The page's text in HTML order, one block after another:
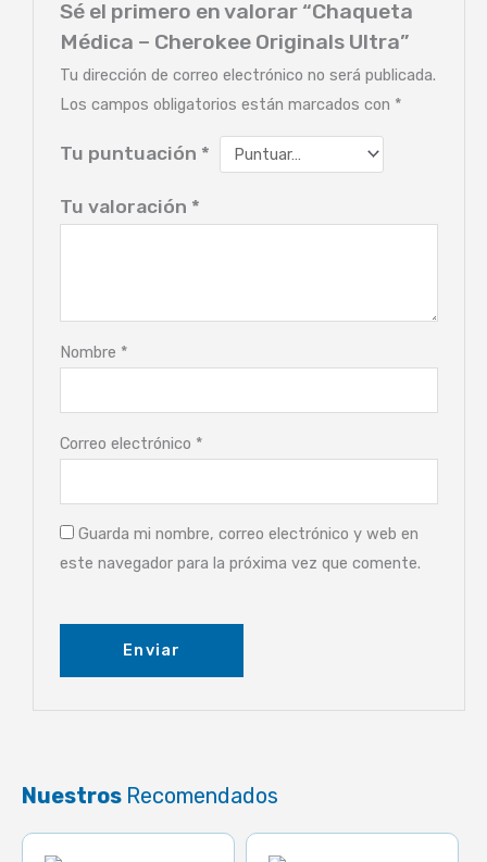
Sé el primero en valorar “Chaqueta
Médica – Cherokee Originals Ultra”
Tu dirección de correo electrónico no será publicada.
Los campos obligatorios están marcados con *
Tu puntuación *
Tu valoración *
Nombre *
Correo electrónico *
Guarda mi nombre, correo electrónico y web en
este navegador para la próxima vez que comente.
Nuestros Recomendados